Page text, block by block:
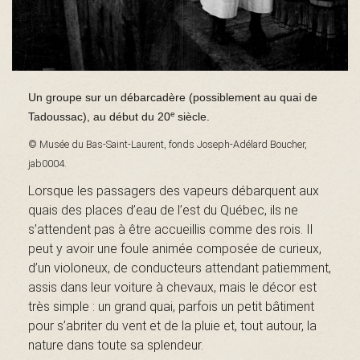
Un groupe sur un débarcadère (possiblement au quai de
Tadoussac), au début du 20e siècle.
© Musée du Bas-Saint-Laurent, fonds Joseph-Adélard Boucher,
jab0004.
Lorsque les passagers des vapeurs débarquent aux
quais des places d’eau de l’est du Québec, ils ne
s’attendent pas à être accueillis comme des rois. Il
peut y avoir une foule animée composée de curieux,
d’un violoneux, de conducteurs attendant patiemment,
assis dans leur voiture à chevaux, mais le décor est
très simple : un grand quai, parfois un petit bâtiment
pour s’abriter du vent et de la pluie et, tout autour, la
nature dans toute sa splendeur.